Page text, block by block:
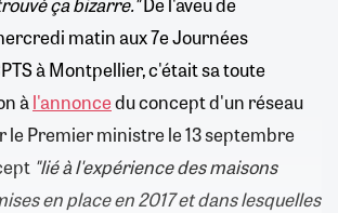
matin aux 7e Journées
à Montpellier, c'était sa toute
àl'annoncedu concept d'un réseau
le Premier ministre le 13 septembre
"lié à l'expérience des maisons
en place en 2017 et dans lesquelles